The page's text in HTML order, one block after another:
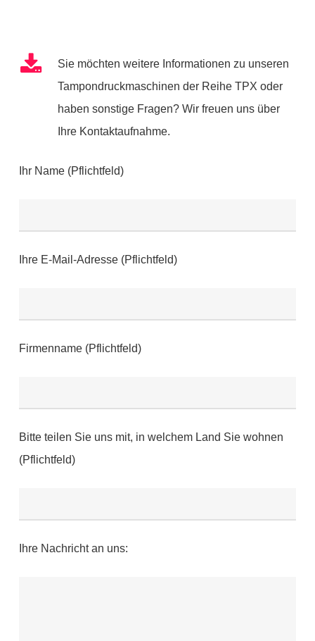
Sie möchten weitere Informationen zu unseren
Tampondruckmaschinen der Reihe TPX oder
haben sonstige Fragen? Wir freuen uns über
Ihre Kontaktaufnahme.
Ihr Name (Pflichtfeld)
Ihre E-Mail-Adresse (Pflichtfeld)
Firmenname (Pflichtfeld)
Bitte teilen Sie uns mit, in welchem Land Sie wohnen
(Pflichtfeld)
Ihre Nachricht an uns: